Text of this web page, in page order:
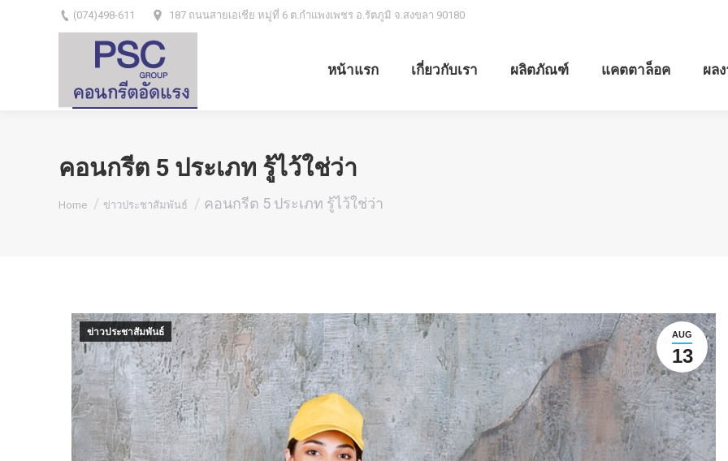
(074)498-611 187 ถนนสายเอเชีย หมู่ที่ 6 ต.กำแพงเพชร อ.รัตภูมิ จ.สงขลา 90180
หน้าแรก เกี่ยวกับเรา ผลิตภัณฑ์ แคตตาล็อค ผล
คอนกรีต 5 ประเภท รู้ไว้ใช่ว่า
Home ข่าวประชาสัมพันธ์ คอนกรีต 5 ประเภท รู้ไว้ใช่ว่า
AUG
13
ข่าวประชาสัมพันธ์